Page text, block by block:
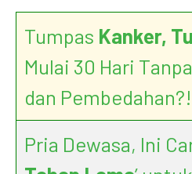
Tumpas Kanker,
Mulai 30 Hari
dan Pembedahan?!
Pria Dewasa, Ini